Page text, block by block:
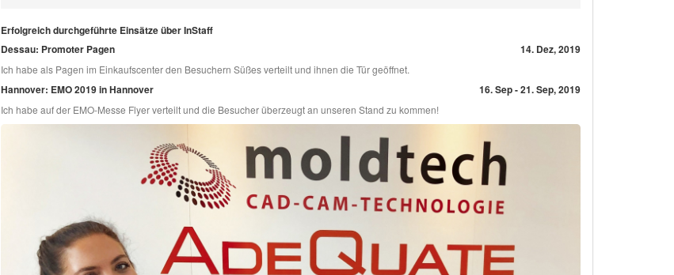
Erfolgreich durchgeführte Einsätze über InStaff
Dessau: Promoter Pagen
14. Dez, 2019
Ich habe als Pagen im Einkaufscenter den Besuchern Süßes verteilt und ihnen die Tür geöffnet.
Hannover: EMO 2019 in Hannover 16. Sep - 21. Sep, 2019
Ich habe auf der EMO-Messe Flyer verteilt und die Besucher überzeugt an unseren Stand zu kommen!